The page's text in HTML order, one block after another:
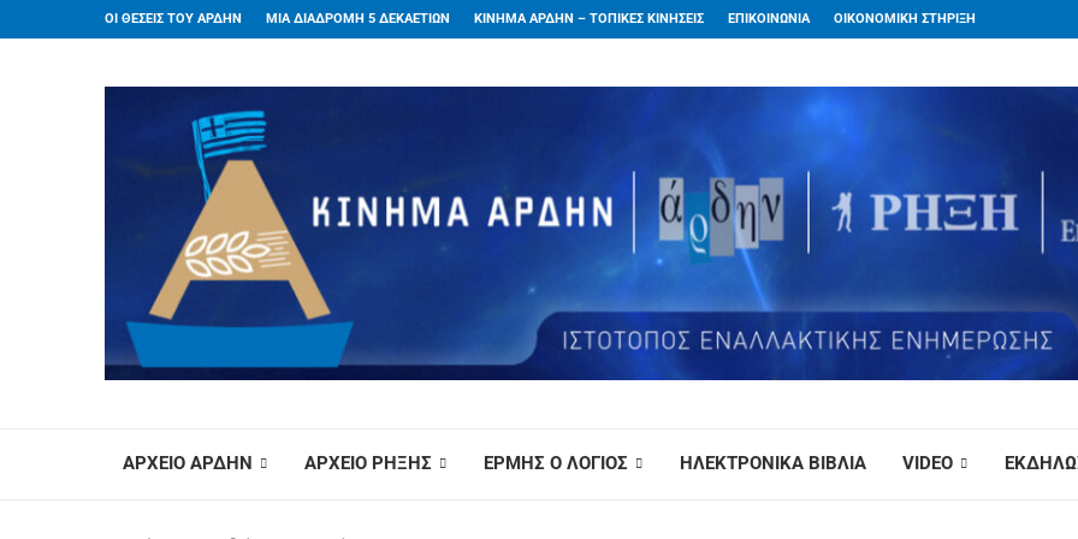
ΟΙ ΘΕΣΕΙΣ ΤΟΥ ΑΡΔΗΝ ΜΙΑ ΔΙΑΔΡΟΜΗ 5 ΔΕΚΑΕΤΙΩΝ ΚΙΝΗΜΑ ΑΡΔΗΝ – ΤΟΠΙΚΕΣ ΚΙΝΗΣΕΙΣ ΕΠΙΚΟΙΝΩΝΙΑ ΟΙΚΟΝΟΜΙΚΗ ΣΤΗΡΙΞΗ
ΑΡΧΕΙΟ ΑΡΔΗΝ ΑΡΧΕΙΟ ΡΗΞΗΣ ΕΡΜΗΣ Ο ΛΟΓΙΟΣ ΗΛΕΚΤΡΟΝΙΚΑ ΒΙΒΛΙΑ VIDEO